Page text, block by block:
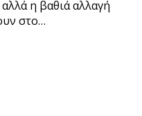
η βαθιά αλλαγή
στο…